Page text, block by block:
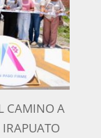
CAMINO A